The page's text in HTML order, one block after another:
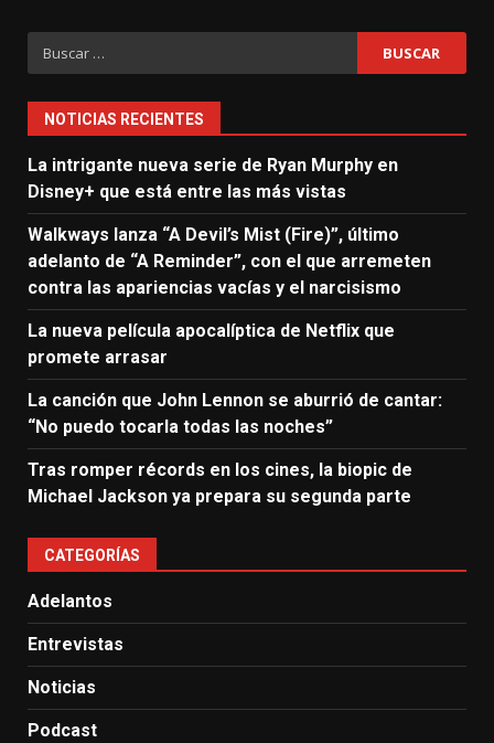
Buscar:
NOTICIAS RECIENTES
La intrigante nueva serie de Ryan Murphy en
Disney+ que está entre las más vistas
Walkways lanza “A Devil’s Mist (Fire)”, último
adelanto de “A Reminder”, con el que arremeten
contra las apariencias vacías y el narcisismo
La nueva película apocalíptica de Netflix que
promete arrasar
La canción que John Lennon se aburrió de cantar:
“No puedo tocarla todas las noches”
Tras romper récords en los cines, la biopic de
Michael Jackson ya prepara su segunda parte
CATEGORÍAS
Adelantos
Entrevistas
Noticias
Podcast